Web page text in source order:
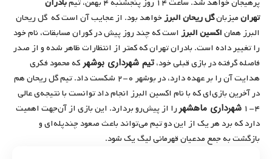
تهرانمیزبانگل ریحان البرزخواهد بود. از عجایب آن‌ است که گل ریحان
البرز هماناکسین البرز است که چند روز پیش در کوران مسابقات، نام خود
را تغییر داده است. بادران تهران که کمتر از انتظارات ظاهر شده و از صدر
فاصله گرفته در بازی قبلی خود،تیم شهرداری بوشهر که محمود فکری
هدایت آن را بر عهده دارد، در بوشهر ۰-۲ شکست داد. تیم گل ریحان هم
در آخرین بازی‌ای که با نام اکسین البرز انجام داد توانست با نتیجه‌ی عالی
۴-۱
شهرداری ماهشهررا از پیش‌رو بردارد. این بازی از آن‌جهت اهمیت
دارد که برد هر یک از این دو تیم می‌تواند باعث صعود چندپله‌ای و
بازگشت به جمع مدعیان قهرمانی لیگ یک شود.